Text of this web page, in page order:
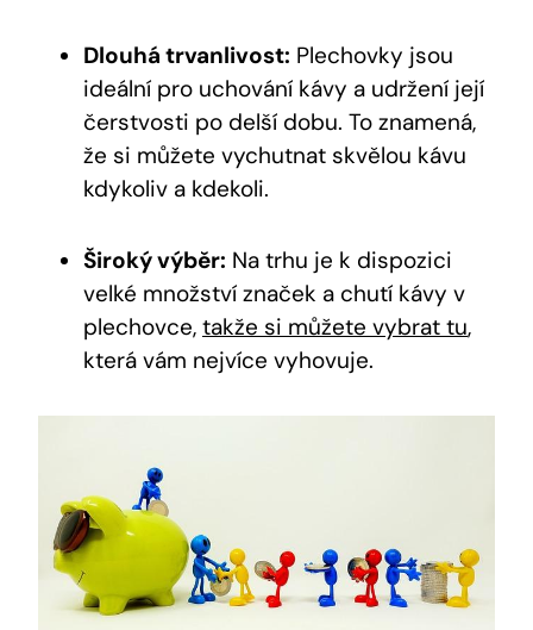
Dlouhá trvanlivost: Plechovky jsou
ideální pro uchování kávy a udržení její
čerstvosti po delší dobu. To znamená,
že si můžete vychutnat skvělou kávu
kdykoliv a kdekoli.
Široký výběr: Na trhu je k dispozici
velké množství značek a chutí kávy v
plechovce, takže si můžete vybrat tu,
která vám nejvíce vyhovuje.